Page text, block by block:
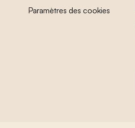
Paramètres des cookies